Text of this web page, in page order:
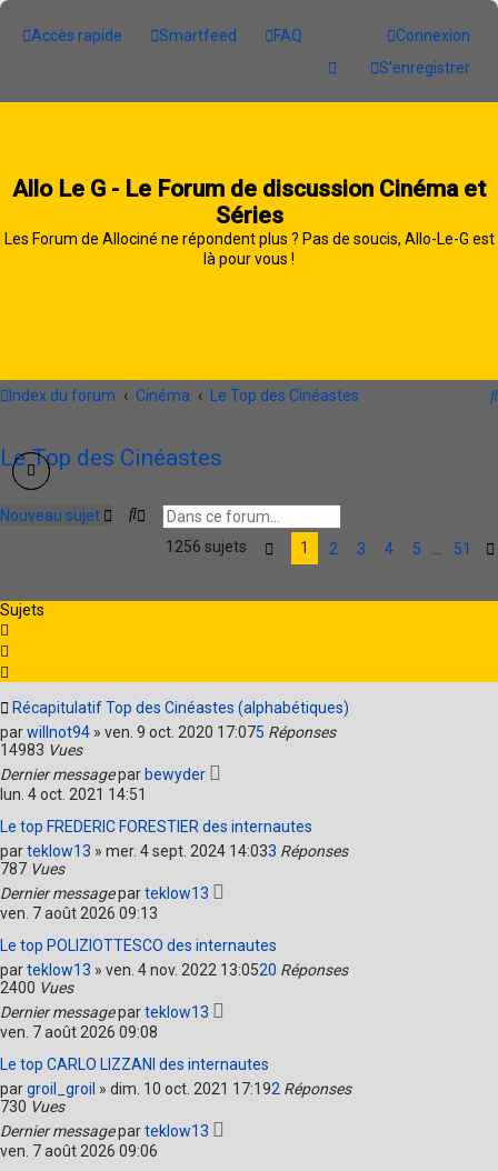
Accès rapide Smartfeed FAQ
Connexion
S’enregistrer
Allo Le G - Le Forum de discussion Cinéma et
Séries
Les Forum de Allociné ne répondent plus ? Pas de soucis, Allo-Le-G est
là pour vous !
Index du forum Cinéma Le Top des Cinéastes
Le Top des Cinéastes
Nouveau sujet
R
rr
a
n
c
e
1256 sujets
e
1
1 2 3 4 5 51
Sujets
Récapitulatif Top des Cinéastes (alphabétiques)
parwillnot94 » ven. 9 oct. 2020 17:075 Réponses
14983 Vues
Dernier messagepar bewyder
lun. 4 oct. 2021 14:51
Le top FREDERIC FORESTIER des internautes
parteklow13 » mer. 4 sept. 2024 14:033 Réponses
787 Vues
Dernier messageparteklow13
ven. 7 août 2026 09:13
Le top POLIZIOTTESCO des internautes
parteklow13 » ven. 4 nov. 2022 13:0520 Réponses
2400 Vues
Dernier messageparteklow13
ven. 7 août 2026 09:08
Le top CARLO LIZZANI des internautes
pargroil_groil » dim. 10 oct. 2021 17:192 Réponses
730 Vues
Dernier messageparteklow13
ven. 7 août 2026 09:06